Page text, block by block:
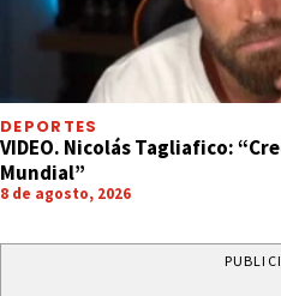
DEPORTES
VIDEO. Nicolás Tagliafico:
Mundial”
8 de agosto, 2026